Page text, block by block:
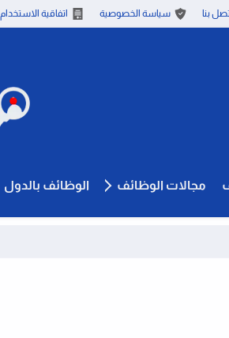
بنا سياسة الخصوصية اتفاقية الاستخدام
مجالات الوظائف الوظائف بالدول